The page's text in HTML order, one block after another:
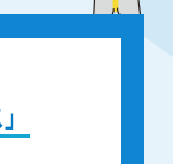
理